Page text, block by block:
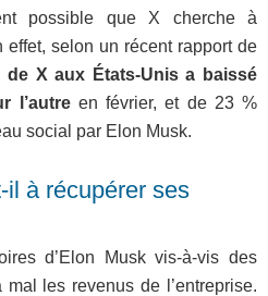
possible que X cherche à
effet, selon un récent rapport de
de X aux États-Unis a baissé
l’autreen février, et de 23 %
social par Elon Musk.
il à récupérer ses
d’Elon Musk vis-à-vis des
les revenus de l’entreprise.